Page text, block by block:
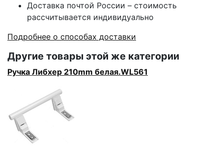
Доставка почтой России – стоимость
рассчитывается индивидуально
Подробнее о способах доставки
Другие товары этой же категории
Ручка Либхер 210mm белая.WL561